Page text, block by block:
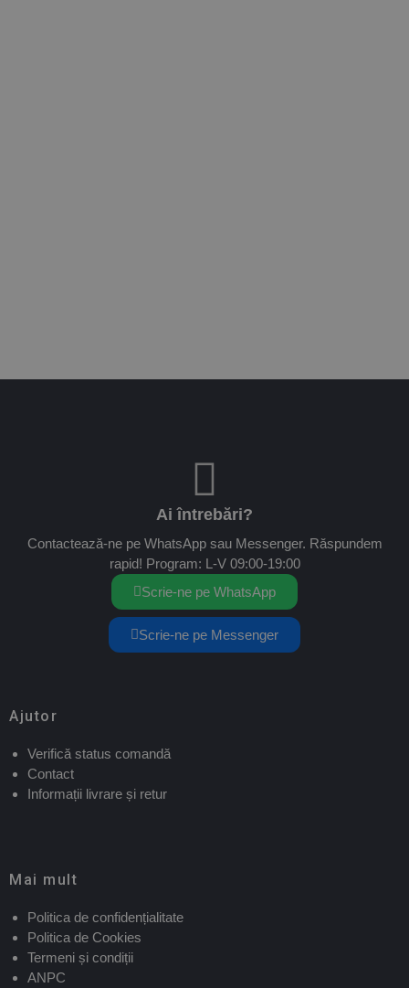
Ai întrebări?
Contactează-ne pe WhatsApp sau Messenger. Răspundem
rapid! Program: L-V 09:00-19:00
Scrie-ne pe WhatsApp
Scrie-ne pe Messenger
Ajutor
Verifică status comandă
Contact
Informații livrare și retur
Mai mult
Politica de confidențialitate
Politica de Cookies
Termeni și condiții
ANPC